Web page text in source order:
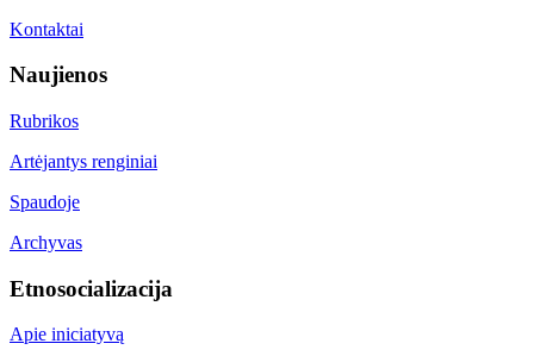
Kontaktai
Naujienos
Rubrikos
Artėjantys renginiai
Spaudoje
Archyvas
Etnosocializacija
Apie iniciatyvą